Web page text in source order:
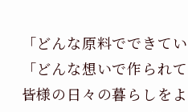
「どんな原料でできて
「どんな想いで作られ
皆様の日々の暮らしを